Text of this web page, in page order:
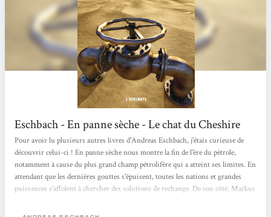
Eschbach - En panne sèche - Le chat du Cheshire
Pour avoir lu plusieurs autres livres d'Andreas Eschbach, j'étais curieuse de
découvrir celui-ci ! En panne sèche nous montre la fin de l'ère du pétrole,
notamment à cause du plus grand champ pétrolifère qui a atteint ses limites. En
attendant que les dernières gouttes s'épuisent, toutes les nations et grandes
puissances s'affolent à chercher des solutions de rechange. De son côté, Markus
trouvé la poule aux œufs d'or en s'associant avec un homme clamant avoir une